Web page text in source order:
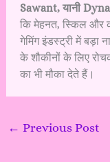
Sawant, यानी
कि मेहनत, स्किल और
गेमिंग इंडस्ट्री में बड़ा
के शौकीनों के लिए
का भी मौका देते हैं।
← Previous Post